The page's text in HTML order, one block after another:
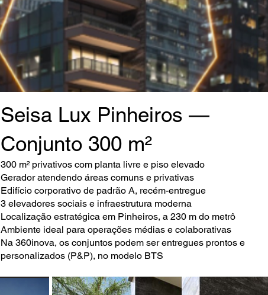
Seisa Lux Pinheiros —
Conjunto 300 m²
300 m² privativos com planta livre e piso elevado
Gerador atendendo áreas comuns e privativas
Edifício corporativo de padrão A, recém-entregue
3 elevadores sociais e infraestrutura moderna
Localização estratégica em Pinheiros, a 230 m do metrô
Ambiente ideal para operações médias e colaborativas
Na 360inova, os conjuntos podem ser entregues prontos e
personalizados (P&P), no modelo BTS